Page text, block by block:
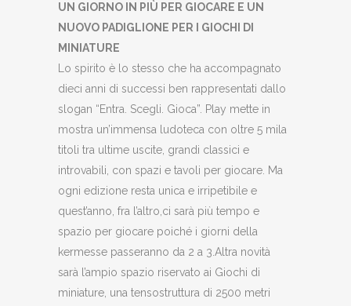
UN GIORNO IN PIÙ PER GIOCARE E UN
NUOVO PADIGLIONE PER I GIOCHI DI
MINIATURE
Lo spirito è lo stesso che ha accompagnato
dieci anni di successi ben rappresentati dallo
slogan “Entra. Scegli. Gioca”. Play mette in
mostra un’immensa ludoteca con oltre 5 mila
titoli tra ultime uscite, grandi classici e
introvabili, con spazi e tavoli per giocare. Ma
ogni edizione resta unica e irripetibile e
quest’anno, fra l’altro,ci sarà più tempo e
spazio per giocare poiché i giorni della
kermesse passeranno da 2 a 3.Altra novità
sarà l’ampio spazio riservato ai Giochi di
miniature, una tensostruttura di 2500 metri